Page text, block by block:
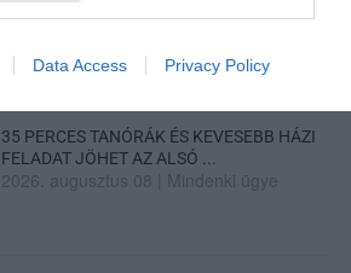
Data Access Privacy Policy
35 PERCES TANÓRÁK ÉS KEVESEBB HÁZI
FELADAT JÖHET AZ ALSÓ ...
2026. augusztus 08 Mindenki ügye